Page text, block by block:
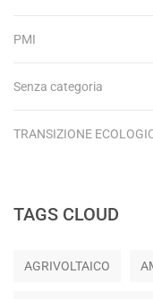
PMI
Senza categoria
TRANSIZIONE
TAGS CLOUD
AGRIVOLTAICO